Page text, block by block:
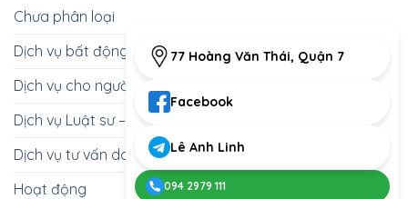
dẫn
từ
Giải
Đáp
Góc
Gia
Chưa phân loại
Dịch vụ bất động sản
Dịch vụ cho người nước ngoài
Dịch vụ Luật sư – Giấy phép con
Dịch vụ tư vấn doanh nghiệp
Hoạt động
77 Hoàng Văn Thái, Quận 7
Facebook
Lê Anh Linh
094 2979 111